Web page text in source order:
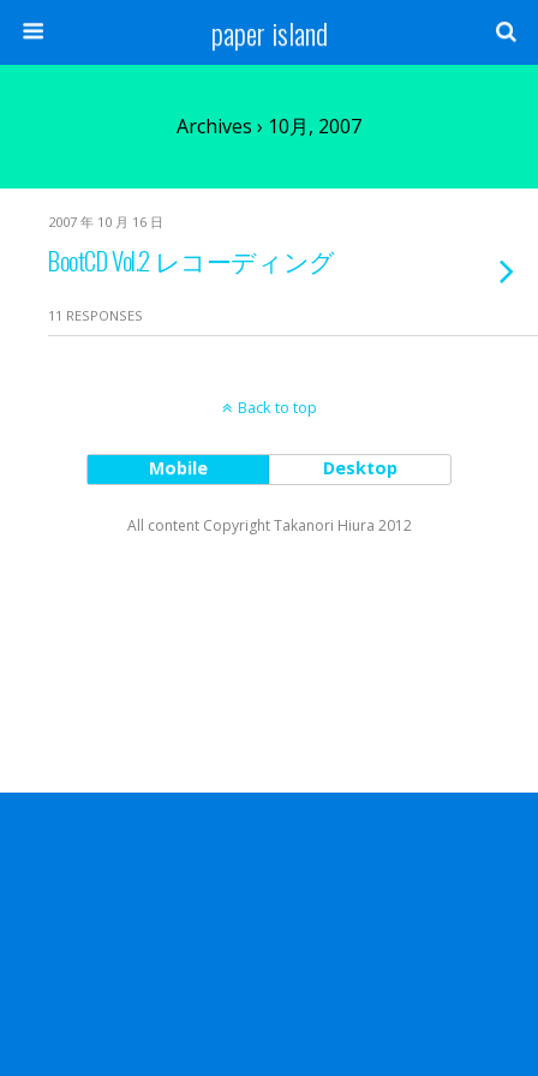
paper island
Archives › 10月, 2007
2007 年 10 月 16 日
BootCD Vol.2 レコーディング
11 RESPONSES
Back to top
Mobile Desktop
All content Copyright Takanori Hiura 2012